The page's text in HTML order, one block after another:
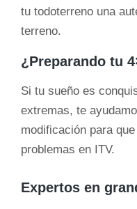
tu todoterreno una
terreno.
¿Preparando tu
Si tu sueño es
extremas, te
modificación para
problemas en ITV.
Expertos en